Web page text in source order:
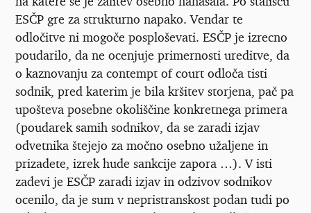
ESČP gre za strukturno napako. Vendar te
odločitve ni mogoče posploševati. ESČP je izrecno
poudarilo, da ne ocenjuje primernosti ureditve, da
o kaznovanju za contempt of court odloča tisti
sodnik, pred katerim je bila kršitev storjena, pač pa
upošteva posebne okoliščine konkretnega primera
(poudarek samih sodnikov, da se zaradi izjav
odvetnika štejejo za močno osebno užaljene in
prizadete, izrek hude sankcije zapora …). V isti
zadevi je ESČP zaradi izjav in odzivov sodnikov
ocenilo, da je sum v nepristranskost podan tudi po